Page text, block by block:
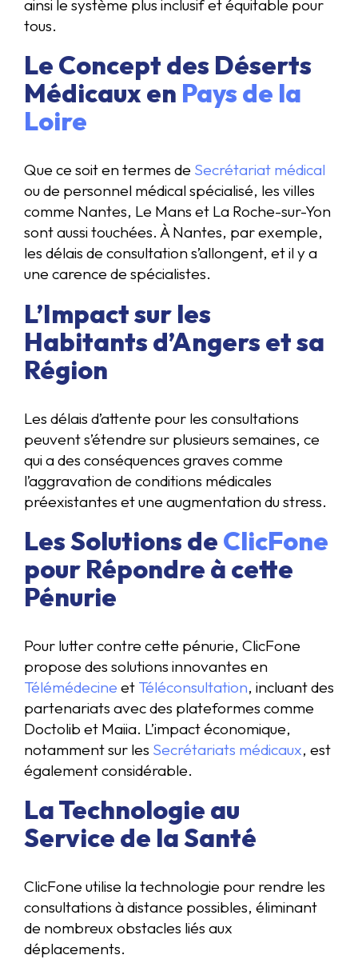
ainsi le système plus inclusif et équitable pour
tous.
Le Concept des Déserts
Médicaux en Pays de la
Loire
Que ce soit en termes de Secrétariat médical
ou de personnel médical spécialisé, les villes
comme Nantes, Le Mans et La Roche-sur-Yon
sont aussi touchées. À Nantes, par exemple,
les délais de consultation s’allongent, et il y a
une carence de spécialistes.
L’Impact sur les
Habitants d’Angers et sa
Région
Les délais d’attente pour les consultations
peuvent s’étendre sur plusieurs semaines, ce
qui a des conséquences graves comme
l’aggravation de conditions médicales
préexistantes et une augmentation du stress.
Les Solutions de ClicFone
pour Répondre à cette
Pénurie
Pour lutter contre cette pénurie, ClicFone
propose des solutions innovantes en
Télémédecine et Téléconsultation, incluant des
partenariats avec des plateformes comme
Doctolib et Maiia. L’impact économique,
notamment sur les Secrétariats médicaux, est
également considérable.
La Technologie au
Service de la Santé
ClicFone utilise la technologie pour rendre les
consultations à distance possibles, éliminant
de nombreux obstacles liés aux
déplacements.